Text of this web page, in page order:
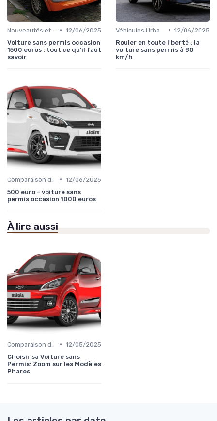
• 12/06/2025
Voiture sans permis occasion
1500 euros : tout ce qu'il faut
savoir
• 12/06/2025
Rouler en toute liberté : la
voiture sans permis à 80
km/h
• 12/06/2025
500 euro - voiture sans
permis occasion 1000 euros
À lire aussi
• 12/05/2025
Choisir sa Voiture sans
Permis: Zoom sur les Modèles
Phares